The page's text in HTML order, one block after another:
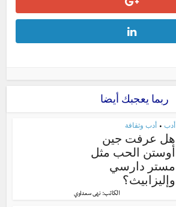
ربما يعجبك أيضا
أدب • أدب وثقافة
هل عرفت جين
أوستن الحب مثل
مستر دارسي
وإليزابيث؟
الكاتب: نهى سعداوي